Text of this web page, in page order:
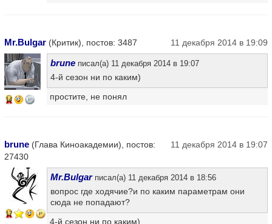
Mr.Bulgar (Критик), постов: 3487 11 декабря 2014 в 19:09
14
brune писал(а) 11 декабря 2014 в 19:07
4-й сезон ни по каким)
простите, не понял
brune (Глава Киноакадемии), постов:
27430
11 декабря 2014 в 19:07
17
Mr.Bulgarписал(а) 11 декабря 2014 в 18:56
вопрос где ходячие?и по каким параметрам они
сюда не попадают?
4-й сезон ни по каким)